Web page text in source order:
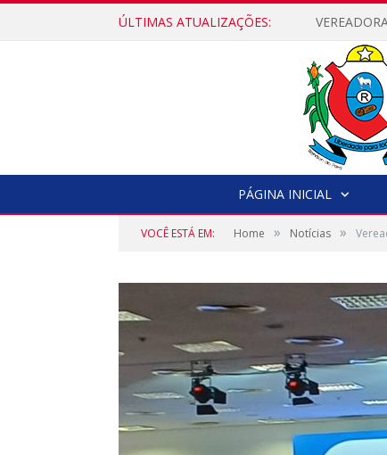
ÚLTIMAS ATUALIZAÇÕES:
PÁGINA INICIAL
VOCÊ ESTÁ EM: Home » Notícias »